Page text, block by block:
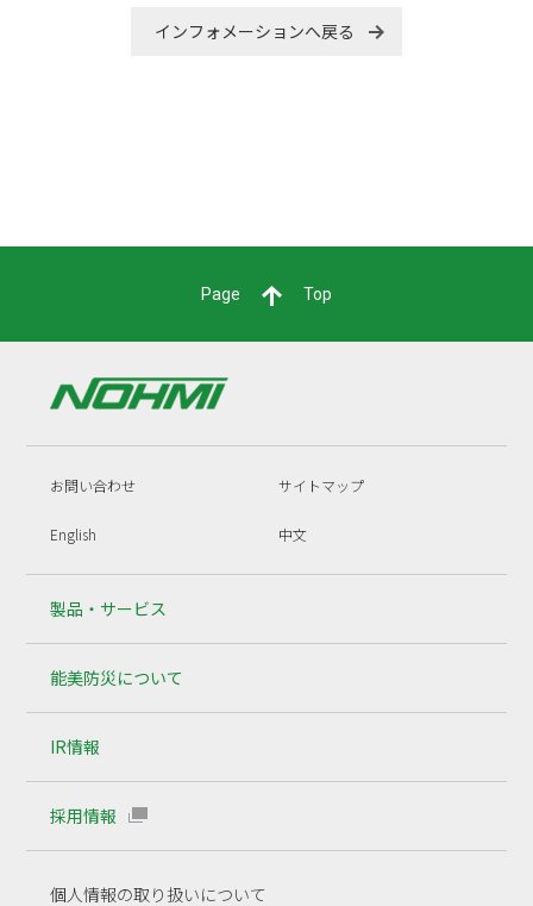
インフォメーションへ戻る
Page Top
お問い合わせ サイトマップ
English 中文
製品・サービス
能美防災について
IR情報
採用情報
個人情報の取り扱いについて